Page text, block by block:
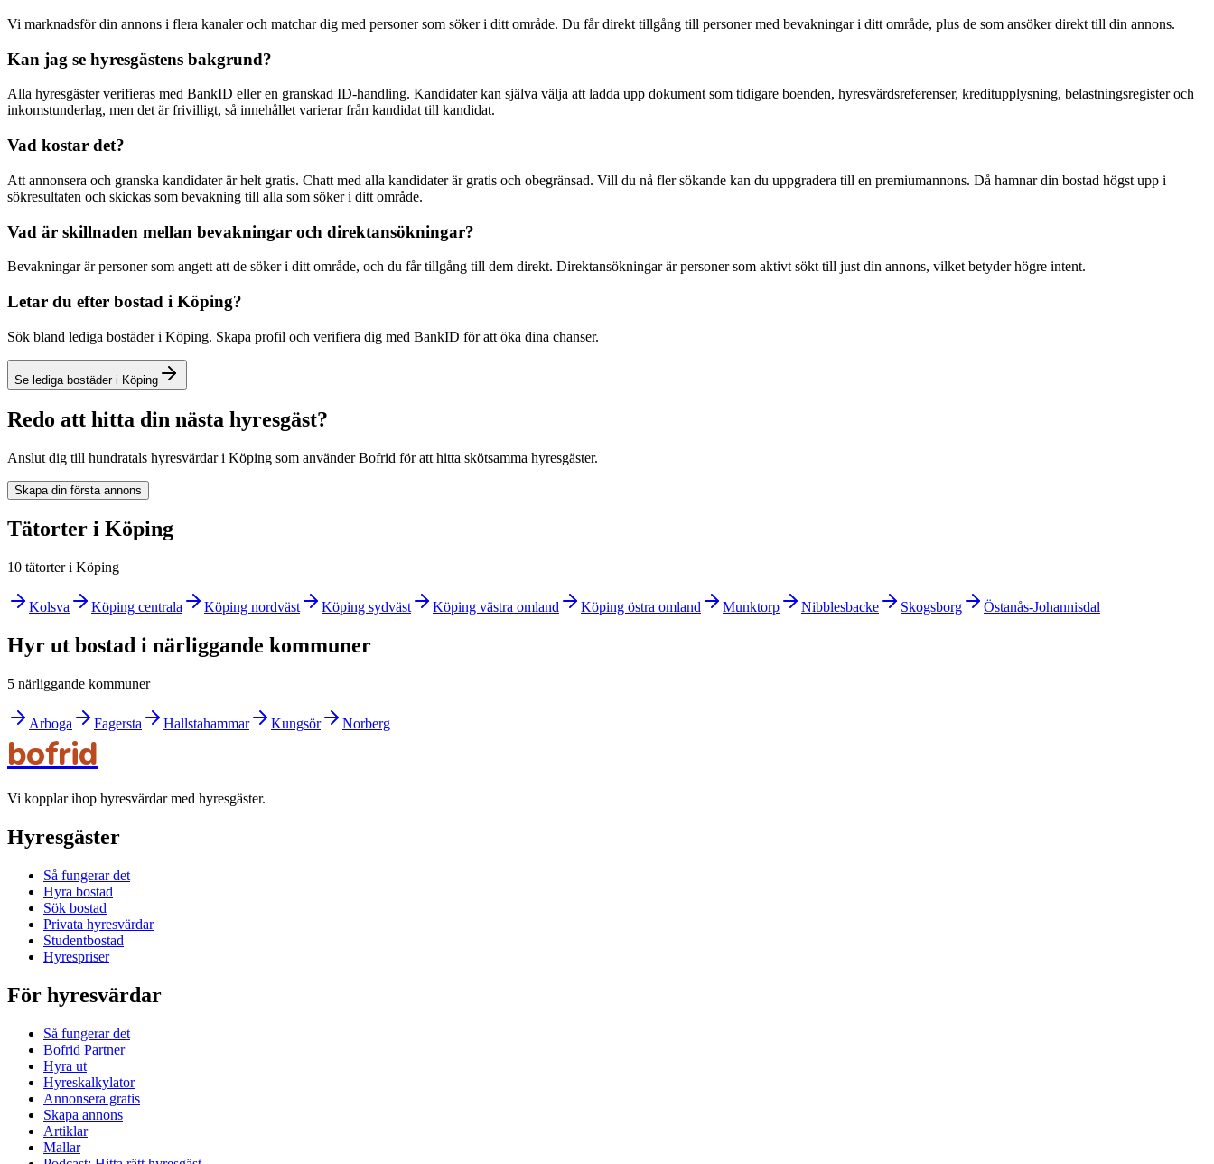
Vi marknadsför din annons i flera kanaler och matchar dig med personer som söker i ditt område. Du får direkt tillgång till personer med bevakningar i ditt område, plus de som ansöker direkt till din annons.
Kan jag se hyresgästens bakgrund?
Alla hyresgäster verifieras med BankID eller en granskad ID-handling. Kandidater kan själva välja att ladda upp dokument som tidigare boenden, hyresvärdsreferenser, kreditupplysning, belastningsregister och
inkomstunderlag, men det är frivilligt, så innehållet varierar från kandidat till kandidat.
Vad kostar det?
Att annonsera och granska kandidater är helt gratis. Chatt med alla kandidater är gratis och obegränsad. Vill du nå fler sökande kan du uppgradera till en premiumannons. Då hamnar din bostad högst upp i
sökresultaten och skickas som bevakning till alla som söker i ditt område.
Vad är skillnaden mellan bevakningar och direktansökningar?
Bevakningar är personer som angett att de söker i ditt område, och du får tillgång till dem direkt. Direktansökningar är personer som aktivt sökt till just din annons, vilket betyder högre intent.
Letar du efter bostad i Köping?
Sök bland lediga bostäder i Köping. Skapa profil och verifiera dig med BankID för att öka dina chanser.
Se lediga bostäder i Köping
Redo att hitta din nästa hyresgäst?
Anslut dig till hundratals hyresvärdar i Köping som använder Bofrid för att hitta skötsamma hyresgäster.
Skapa din första annons
Tätorter i Köping
10 tätorter i Köping
Kolsva Köping centrala Köping nordväst Köping sydväst Köping västra omland Köping östra omland Munktorp Nibblesbacke Skogsborg Östanås-Johannisdal
Hyr ut bostad i närliggande kommuner
5 närliggande kommuner
Arboga Fagersta Hallstahammar Kungsör Norberg
bofrid
Vi kopplar ihop hyresvärdar med hyresgäster.
Hyresgäster
Så fungerar det
Hyra bostad
Sök bostad
Privata hyresvärdar
Studentbostad
Hyrespriser
För hyresvärdar
Så fungerar det
Bofrid Partner
Hyra ut
Hyreskalkylator
Annonsera gratis
Skapa annons
Artiklar
Mallar